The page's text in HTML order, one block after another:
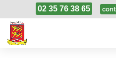
02 35 76 38 65